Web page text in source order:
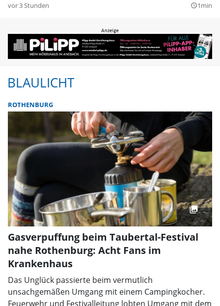
vor 3 Stunden query_builder1min
BLAULICHT
ROTHENBURG
Gasverpuffung beim Taubertal-Festival
nahe Rothenburg: Acht Fans im
Krankenhaus
Das Unglück passierte beim vermutlich
unsachgemäßen Umgang mit einem Campingkocher.
Feuerwehr und Festivalleitung lobten Umgang mit dem